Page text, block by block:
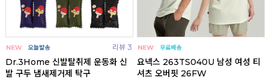
리뷰 3
Dr.3Home 신발탈취제 운동화 신
발 구두 냄새제거제 탁구
요넥스 263TS040U 남성 여성 티
셔츠 오버핏 26FW